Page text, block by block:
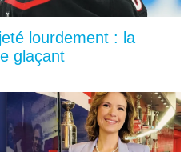
lourdement : la
glaçant